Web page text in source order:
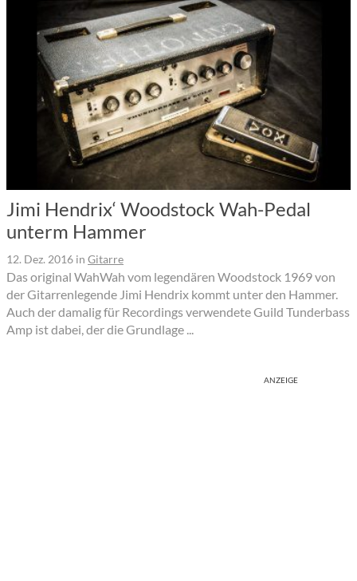
Jimi Hendrix‘ Woodstock Wah-Pedal
unterm Hammer
12. Dez. 2016 in Gitarre
Das original WahWah vom legendären Woodstock 1969 von
der Gitarrenlegende Jimi Hendrix kommt unter den Hammer.
Auch der damalig für Recordings verwendete Guild Tunderbass
Amp ist dabei, der die Grundlage ...
ANZEIGE